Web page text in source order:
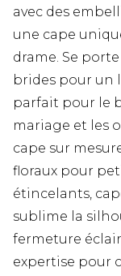
avec des
une cape
drame. Se
brides pour un
parfait pour le
mariage et les
cape sur
floraux pour
étincelants,
sublime la
fermeture
expertise pour